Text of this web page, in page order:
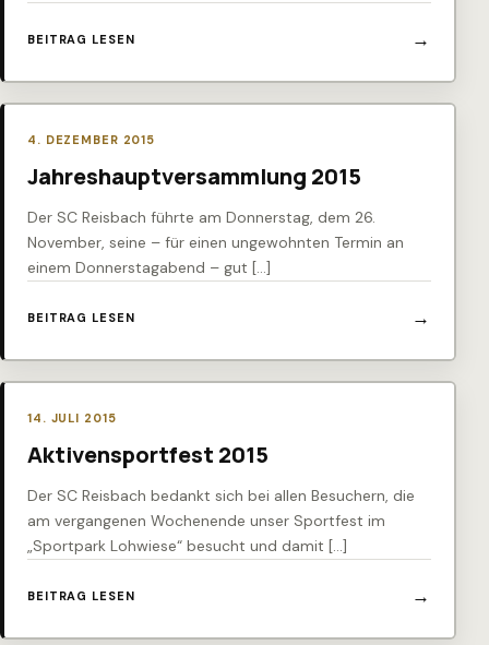
BEITRAG LESEN
4. DEZEMBER 2015
Jahreshauptversammlung 2015
Der SC Reisbach führte am Donnerstag, dem 26.
November, seine – für einen ungewohnten Termin an
einem Donnerstagabend – gut […]
BEITRAG LESEN
14. JULI 2015
Aktivensportfest 2015
Der SC Reisbach bedankt sich bei allen Besuchern, die
am vergangenen Wochenende unser Sportfest im
„Sportpark Lohwiese“ besucht und damit […]
BEITRAG LESEN